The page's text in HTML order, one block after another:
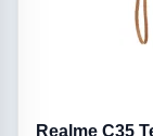
Realme C35